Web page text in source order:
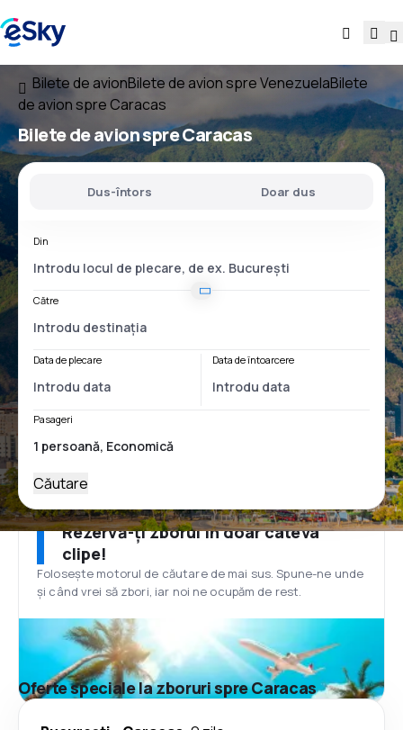
Bilete de avionBilete de avion spre VenezuelaBilete
de avion spre Caracas
Bilete de avion spre Caracas
Dus-întors Doar dus
Din
Către
Data de plecare Data de întoarcere
Pasageri
Căutare
Rezervă-ți zborul în doar câteva
clipe!
Folosește motorul de căutare de mai sus. Spune-ne unde
și când vrei să zbori, iar noi ne ocupăm de rest.
Oferte speciale la zboruri spre Caracas